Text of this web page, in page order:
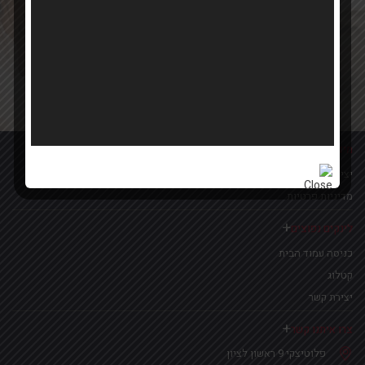
מידע נוסף
יצירת קשר
מדיניות פרטיות
לינקים נפוצים
כניסה עמוד הבית
קטלוג
יצירת קשר
צרו איתנו קשר
פלוטיצקי 9 ראשון לציון